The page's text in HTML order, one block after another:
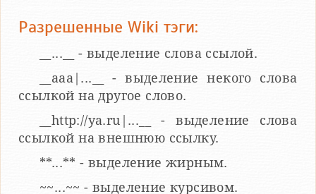
Разрешенные Wiki тэги:
__...__ - выделение слова ссылой.
__aaa|...__ - выделение некого слова
ссылкой на другое слово.
__http://ya.ru|...__ - выделение слова
ссылкой на внешнюю ссылку.
**...** - выделение жирным.
~~...~~ - выделение курсивом.